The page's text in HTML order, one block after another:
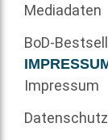
Mediadaten
BoD-
Impressum
Datenschutz